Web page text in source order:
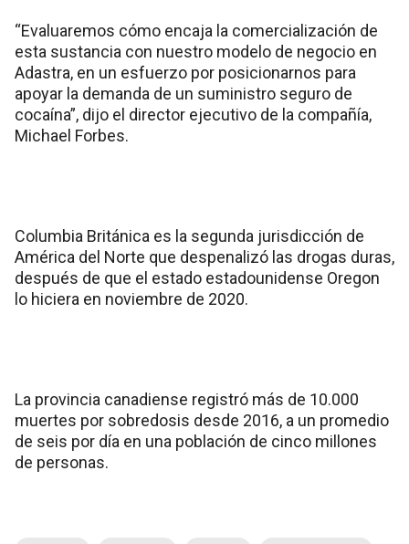
“Evaluaremos cómo encaja la comercialización de
esta sustancia con nuestro modelo de negocio en
Adastra, en un esfuerzo por posicionarnos para
apoyar la demanda de un suministro seguro de
cocaína”, dijo el director ejecutivo de la compañía,
Michael Forbes.
Columbia Británica es la segunda jurisdicción de
América del Norte que despenalizó las drogas duras,
después de que el estado estadounidense Oregon
lo hiciera en noviembre de 2020.
La provincia canadiense registró más de 10.000
muertes por sobredosis desde 2016, a un promedio
de seis por día en una población de cinco millones
de personas.